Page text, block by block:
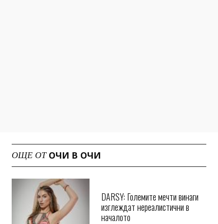
ОЩЕ ОТ ОЧИ В ОЧИ
DARSY: Големите мечти винаги
изглеждат нереалистични в
началото